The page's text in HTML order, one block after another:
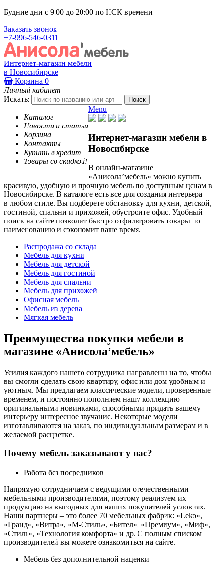
Будние дни с 9:00 до 20:00 по НСК времени
Заказать звонок
+7-996-546-0311
Интернет-магазин мебели
в Новосибирске
Корзина 0
Личный кабинет
Искать:
Каталог
Новости и статьи
Корзина
Контакты
Купить в кредит
Товары со скидкой!
Menu
Интернет-магазин мебели в
Новосибирске
В онлайн-магазине
«Анисола’мебель» можно купить
красивую, удобную и прочную мебель по доступным ценам в
Новосибирске. В каталоге есть все для создания интерьера
в любом стиле. Вы подберете обстановку для кухни, детской,
гостиной, спальни и прихожей, обустроите офис. Удобный
поиск на сайте позволит быстро отфильтровать товары по
наименованию и сэкономит ваше время.
Распродажа со склада
Мебель для кухни
Мебель для детской
Мебель для гостиной
Мебель для спальни
Мебель для прихожей
Офисная мебель
Мебель из дерева
Мягкая мебель
Преимущества покупки мебели в
магазине «Анисола’мебель»
Усилия каждого нашего сотрудника направлены на то, чтобы
вы смогли сделать свою квартиру, офис или дом удобным и
уютным. Мы предлагаем классические модели, проверенные
временем, и постоянно пополняем нашу коллекцию
оригинальными новинками, способными придать вашему
интерьеру интересное звучание. Некоторые модели
изготавливаются на заказ, по индивидуальным размерам и в
желаемой расцветке.
Почему мебель заказывают у нас?
Работа без посредников
Напрямую сотрудничаем с ведущими отечественными
мебельными производителями, поэтому реализуем их
продукцию на выгодных для наших покупателей условиях.
Наши партнеры – это более 70 мебельных фабрик: «Leko»,
«Гранд», «Витра», «М-Стиль», «Бител», «Премиум», «Миф»,
«Стиль», «Технология комфорта» и др. С полным списком
производителей вы можете ознакомиться на сайте.
Мебель без дополнительной наценки